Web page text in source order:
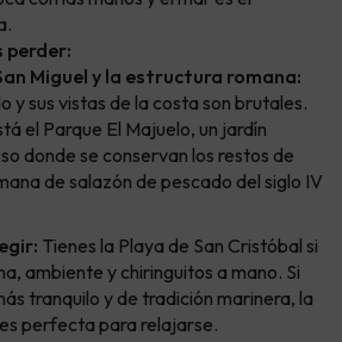
perder:
Miguel y la estructura romana:
y sus vistas de la costa son brutales.
el Parque El Majuelo, un jardín
donde se conservan los restos de
de salazón de pescado del siglo IV
Tienes la Playa de San Cristóbal si
ambiente y chiringuitos a mano. Si
tranquilo y de tradición marinera, la
perfecta para relajarse.